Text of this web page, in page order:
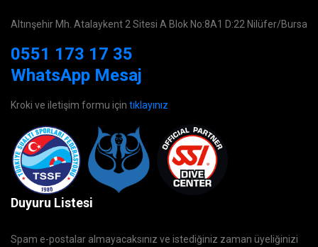
Altınşehir Mh. Atalaykent 2 Sitesi A Blok No:8A1 D:22 Nilüfer/Bursa
0551 173 17 35
WhatsApp Mesaj
Kroki ve iletişim formu için tıklayınız
Duyuru Listesi
Spam e-postalar almayacaksınız ve istediğiniz zaman üyeliğinizi